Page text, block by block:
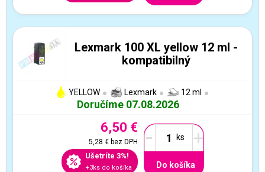
Lexmark 100 XL yellow 12 ml -
kompatibilný
YELLOW Lexmark 12 ml
Doručíme 07.08.2026
6,50 €
5,28 €bez DPH
Ušetríte 3%!
+3ks do košíka
- +
Do košíka